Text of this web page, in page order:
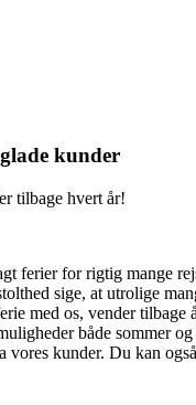
kunder
tilbage hvert år!
ferier for rigtig mange
sige, at utrolige
med os, vender tilbage
både sommer
vores kunder. Du kan